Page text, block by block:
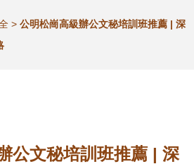
> 公明松崗高級辦公文秘培訓班推薦 | 深
公文秘培訓班推薦 | 深